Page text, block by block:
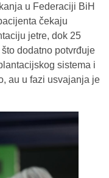
u Federaciji BiH
čekaju
jetre, dok 25
dodatno potvrđuje
sistema i
au u fazi usvajanja je